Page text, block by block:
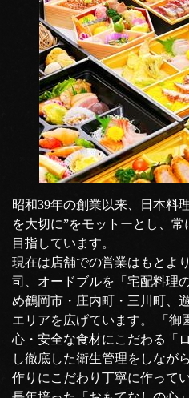
昭和39年の創業以来、日本料
を大切に”をモットーとし、
目指しています。
現在は店舗での営業はもとよ
司、オードブルを「宅配料理
め鶴岡市・庄内町・三川町、
エリアを広げています。 「御
心・安全な食材にこだわる「
し徹底した衛生管理をしなが
作りにこだわり丁寧に作ってい